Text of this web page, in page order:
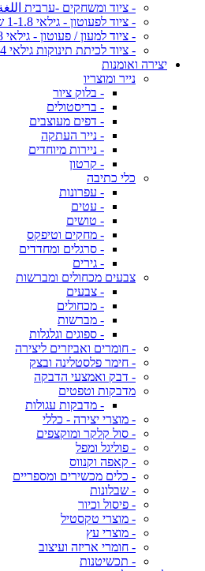
- ציוד ומשחקים -ערבית
- ציוד לפעוטון - גילאי 1-1.8 שנה
- ציוד למעון / פעוטון - גילאי 1.9-2.8 שנה
- ציוד לכיתת תינוקות גילאי 4 חד' - שנה
יצירה ואומנות
נייר ומוצריו
- בלוק ציור
- בריסטולים
- דפים מעוצבים
- נייר העתקה
- ניירות מיוחדים
- קרטון
כלי כתיבה
- עפרונות
- עטים
- טושים
- מחקים וטיפקס
- סרגלים ומחדדים
- גירים
צבעים מכחולים ומברשות
- צבעים
- מכחולים
- מברשות
- ספוגים וגלגלות
- חומרים ואביזרים ליצירה
- חימר פלסטלינה ובצק
- דבק ואמצעי הדבקה
מדבקות וטפטים
- מדבקות עגולות
- מוצרי יצירה - כללי
- סול קלקר ומוקצפים
- פוליגל ומפל
- קאפה וקנווס
- כלים מכשירים ומספריים
- שבלונות
- פיסול וכיור
- מוצרי טקסטיל
- מוצרי עץ
- חומרי אריזה ועיצוב
- תכשיטנות